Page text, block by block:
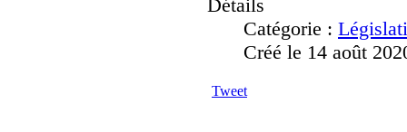
Détails
Catégorie :
Créé le 14 août
Tweet